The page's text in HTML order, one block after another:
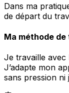
Dans ma
de départ du
Ma méthode
Je travaille avec
J’adapte mon
sans pression ni